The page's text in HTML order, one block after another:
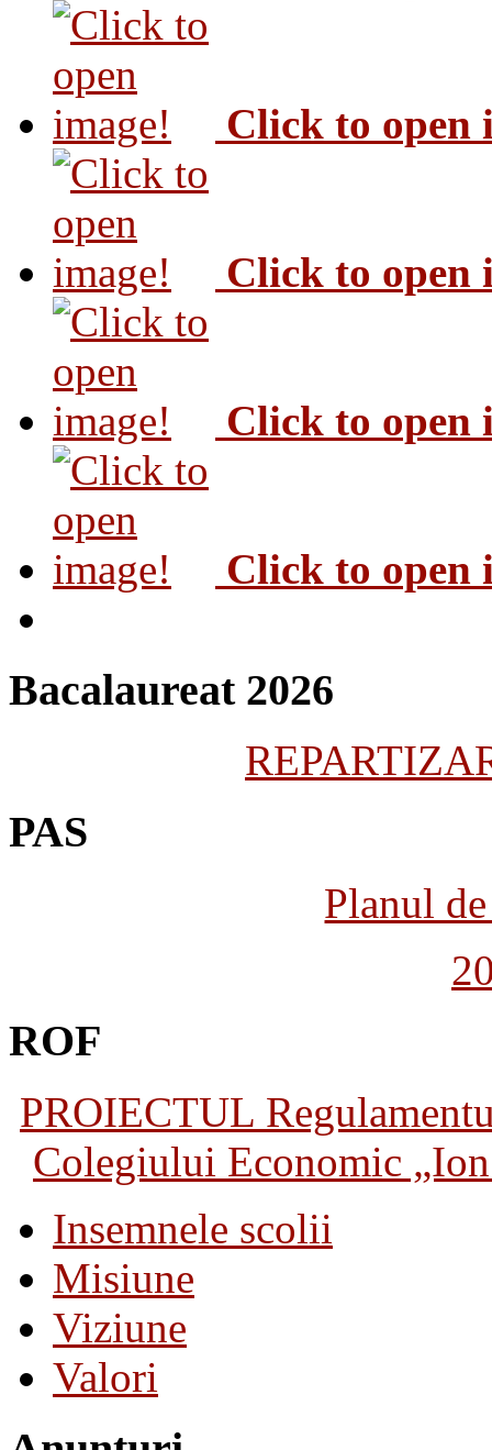
Click to open
Click to open
Click to open
Click to open
Bacalaureat 2026
PAS
Planul
ROF
PROIECTUL
Colegiului Economic
Insemnele scolii
Misiune
Viziune
Valori